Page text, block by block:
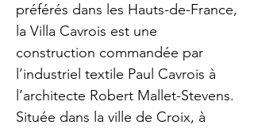
préférés dans les Hauts-de-France,
la Villa Cavrois est une
construction commandée par
l’industriel textile Paul Cavrois à
l’architecte Robert Mallet-Stevens.
Située dans la ville de Croix, à